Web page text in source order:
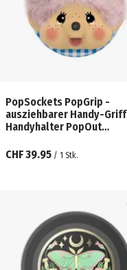
PopSockets PopGrip -
ausziehbarer Handy-Griff
Handyhalter PopOut
CHF 39.95 / 1 Stk.